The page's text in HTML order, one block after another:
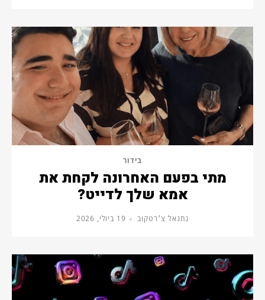
בידור
מתי בפעם האחרונה לקחת את
אמא שלך לדייט?
נתנאל צ׳רטקוב 19 ביולי, 2026